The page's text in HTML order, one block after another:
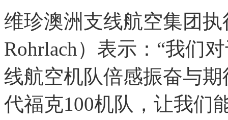
维珍澳洲支线航空集团
Rohrlach）表示：“我们
线航空机队倍感振奋与
代福克100机队，让我们